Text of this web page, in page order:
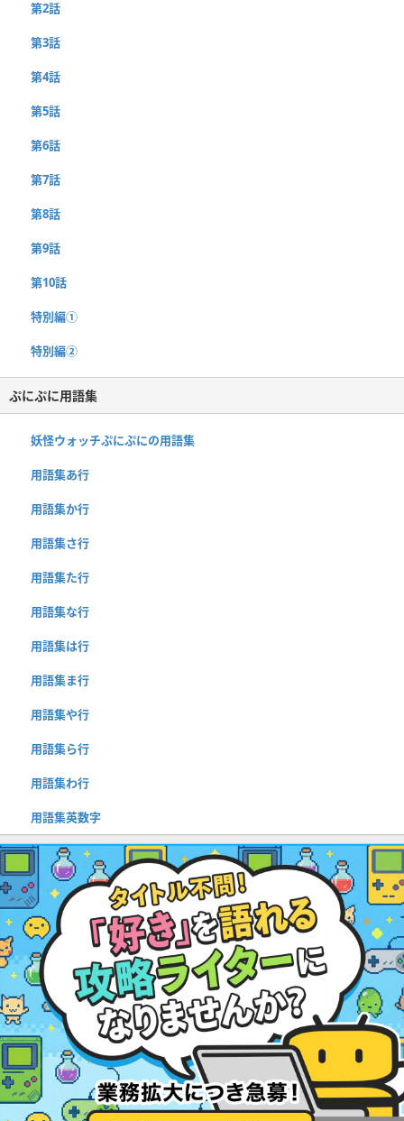
第2話
第3話
第4話
第5話
第6話
第7話
第8話
第9話
第10話
特別編①
特別編②
ぷにぷに用語集
妖怪ウォッチぷにぷにの用語集
用語集あ行
用語集か行
用語集さ行
用語集た行
用語集な行
用語集は行
用語集ま行
用語集や行
用語集ら行
用語集わ行
用語集英数字